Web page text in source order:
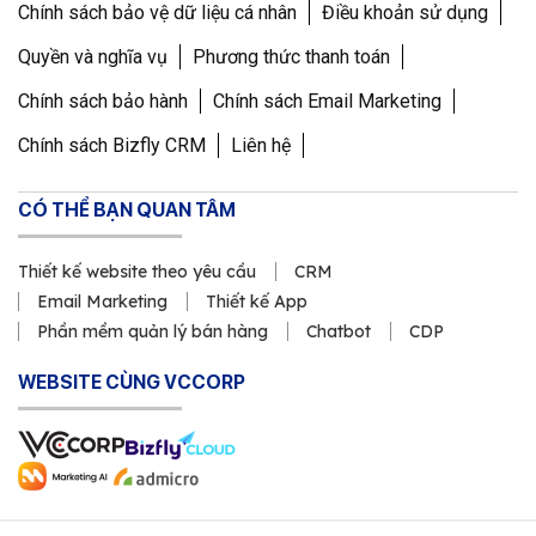
thiết kế website trọn
gói
Website trọn gói và website theo yêu cầu
không đối lập tuyệt đối. Khác biệt nằm ở
mức độ tư vấn, phạm vi tùy chỉnh và cách
kiểm soát rủi ro sau bàn giao. Một số dịch
vụ trọn gói vẫn có phần tùy chỉnh, nhưng
nếu gói chủ yếu dựa trên mẫu có sẵn thì khả
Chính sách bảo vệ dữ liệu cá nhân
Điều khoản sử dụng
Quyền và nghĩa vụ
Phương thức thanh toán
Chính sách bảo hành
Chính sách Email Marketing
Chính sách Bizfly CRM
Liên hệ
CÓ THỂ BẠN QUAN TÂM
Thiết kế website theo yêu cầu
CRM
Email Marketing
Thiết kế App
Phần mềm quản lý bán hàng
Chatbot CDP
WEBSITE CÙNG VCCORP